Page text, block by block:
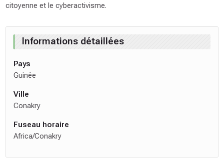
citoyenne et le cyberactivisme.
Profil utilisateur
Blocs du contenu principal
Informations détaillées
Pays
Guinée
Ville
Conakry
Fuseau horaire
Africa/Conakry